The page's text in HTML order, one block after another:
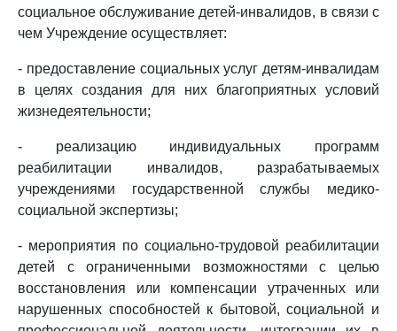
социальное обслуживание детей-инвалидов, в связи с
чем Учреждение осуществляет:
- предоставление социальных услуг детям-инвалидам
в целях создания для них благоприятных условий
жизнедеятельности;
- реализацию индивидуальных программ
реабилитации инвалидов, разрабатываемых
учреждениями государственной службы медико-
социальной экспертизы;
- мероприятия по социально-трудовой реабилитации
детей с ограниченными возможностями с целью
восстановления или компенсации утраченных или
нарушенных способностей к бытовой, социальной и